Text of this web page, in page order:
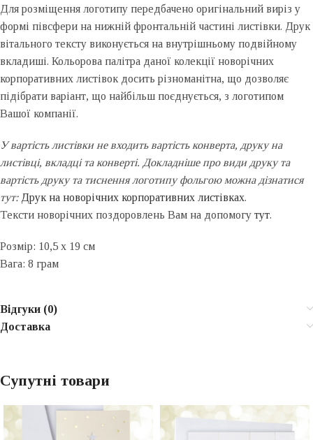
Для розміщення логотипу передбачено оригінальний виріз у
формі півсфери на нижній фронтальній частині листівки. Друк
вітального тексту виконується на внутрішньому подвійному
вкладиші. Кольорова палітра даної колекції новорічних
корпоративних листівок досить різноманітна, що дозволяє
підібрати варіант, що найбільш поєднується, з логотипом
Вашої компанії.
У вартість листівки не входить вартість конверта, друку на
листівці, вкладці та конверті. Докладніше про види друку та
вартість друку та тиснення логотипу фольгою можна дізнатися
тут: Друк на новорічних корпоративних листівках.
Тексти новорічних поздоровлень Вам на допомогу тут.
Розмір: 10,5 x 19 см
Вага: 8 грам
Відгуки (0)
Доставка
Супутні товари